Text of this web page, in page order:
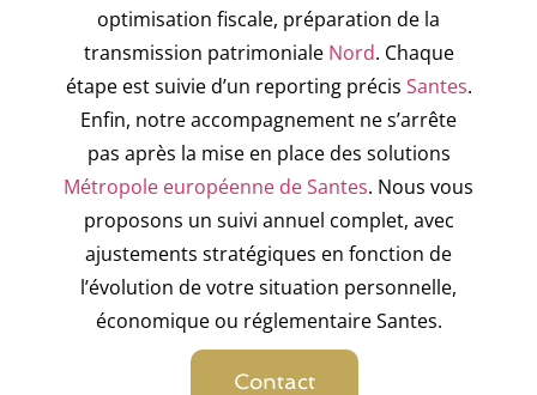
optimisation fiscale, préparation de la
transmission patrimoniale Nord. Chaque
étape est suivie d’un reporting précis Santes.
Enfin, notre accompagnement ne s’arrête
pas après la mise en place des solutions
Métropole européenne de Santes. Nous vous
proposons un suivi annuel complet, avec
ajustements stratégiques en fonction de
l’évolution de votre situation personnelle,
économique ou réglementaire Santes.
Contact